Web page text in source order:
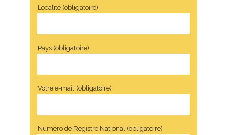
Localité (obligatoire)
Pays (obligatoire)
Votre e-mail (obligatoire)
Numéro de Registre National (obligatoire)